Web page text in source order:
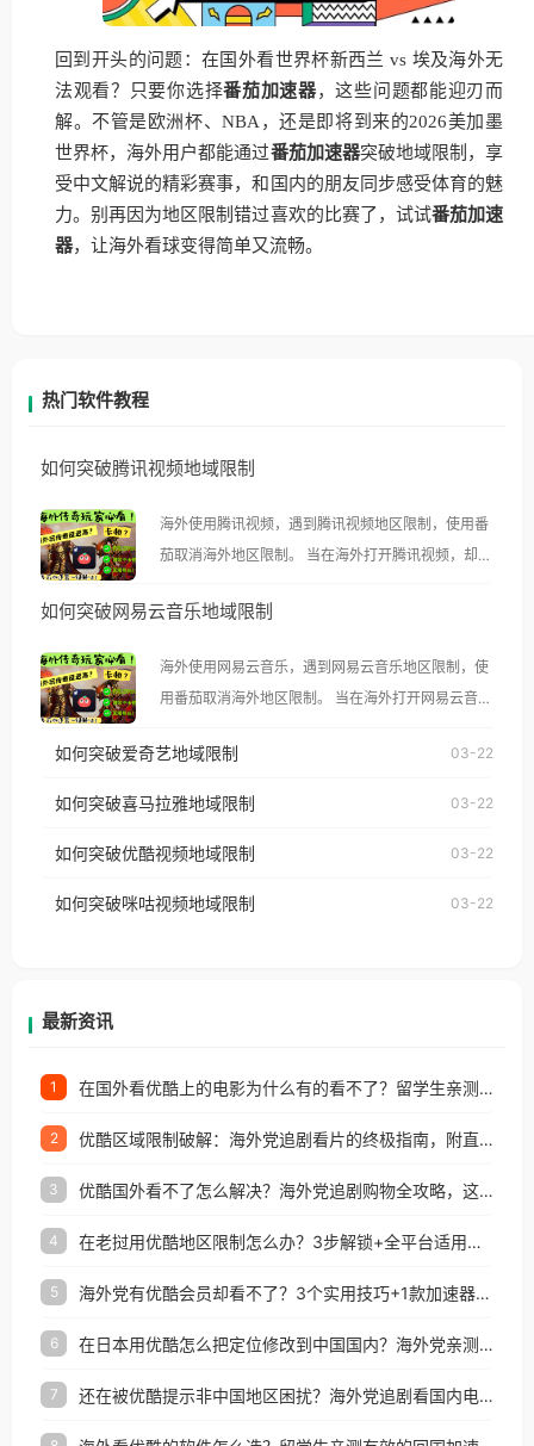
回到开头的问题：在国外看世界杯新西兰 vs 埃及海外无
法观看？只要你选择番茄加速器，这些问题都能迎刃而
解。不管是欧洲杯、NBA，还是即将到来的2026美加墨
世界杯，海外用户都能通过番茄加速器突破地域限制，享
受中文解说的精彩赛事，和国内的朋友同步感受体育的魅
力。别再因为地区限制错过喜欢的比赛了，试试番茄加速
器，让海外看球变得简单又流畅。
热门软件教程
如何突破腾讯视频地域限制
海外使用腾讯视频，遇到腾讯视频地区限制，使用番
茄取消海外地区限制。 当在海外打开腾讯视频，却突
示语。 海外用户如香港、澳门、台湾、美国、加拿
像其他音乐平台一样，出现地区及版权限制问题，且
仅能在中国大陆地区播放。 遇到这个问题的朋友们，
使用番茄回国加速器，即可解决「海外用户收听腾讯
台湾、美国、加拿大、澳大利亚、欧洲等国家和地区
权限制所困扰。
如何突破网易云音乐地域限制
海外使用网易云音乐，遇到网易云音乐地区限制，使
用番茄取消海外地区限制。 当在海外打开网易云音
播放”的提示语。 海外用户如香港、澳门、台湾、美
国、加拿大、澳大利亚、欧洲等国家和地区时，网易
制问题，且仅能在中国大陆地区播放。 遇到这个问题
户收听网易云音乐地区版权限制」的问题，无论人在
如何突破爱奇艺地域限制 03-22
如何突破喜马拉雅地域限制 03-22
如何突破优酷视频地域限制 03-22
如何突破咪咕视频地域限制 03-22
最新资讯
1 在国外看优酷上的电影为什么有的看不了？留学生亲测有效的回国加速方案
2 优酷区域限制破解：海外党追剧看片的终极指南，附直播欧冠+1905电影网解决方案
3 优酷国外看不了怎么解决？海外党追剧购物全攻略，这招亲测有效！
4 在老挝用优酷地区限制怎么办？3步解锁+全平台适用的回国加速器指南
5 海外党有优酷会员却看不了？3个实用技巧+1款加速器解决追剧&金融APP难题
6 在日本用优酷怎么把定位修改到中国国内？海外党亲测有效的回国加速指南
7 还在被优酷提示非中国地区困扰？海外党追剧看国内电影的正确打开方式